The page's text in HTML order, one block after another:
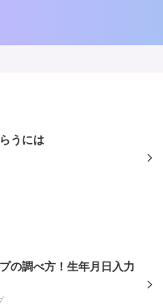
うには
の調べ方！生年月日入力